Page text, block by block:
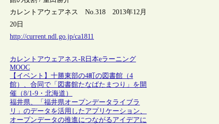
カレントアウェアネス No.318 2013年12月
20日
http://current.ndl.go.jp/ca1811
カレントアウェアネス-R 日本eラーニング
MOOC
【イベント】十勝東部の4町の図書館（4
館）、合同で「図書館たなばたまつり」を開
催（8/1-9・北海道）
福井県、「福井県オープンデータライブラ
リ」のデータを活用したアプリケーション、
オープンデータの推進につながるアイデアに